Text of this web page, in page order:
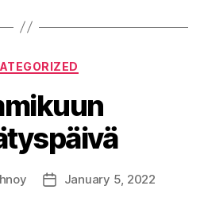
Categories
PostJanuary 5, 2022